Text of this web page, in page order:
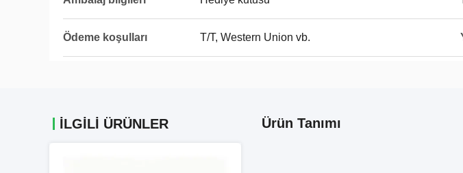
Ödeme koşulları T/T, Western Union vb.
İLGİLİ ÜRÜNLER Ürün Tanımı